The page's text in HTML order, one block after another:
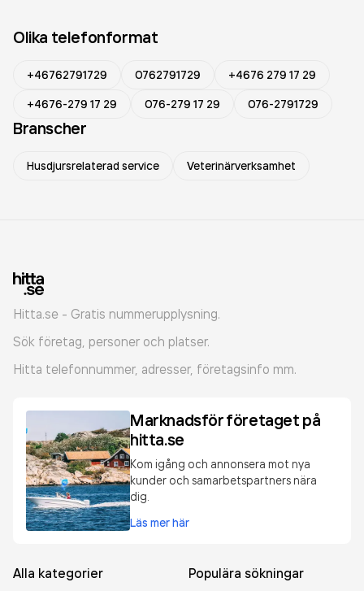
Olika telefonformat
+46762791729 0762791729
+4676 279 17 29
+4676-279 17 29
076-279 17 29 076-2791729
Branscher
Husdjursrelaterad service Veterinärverksamhet
Hitta.se - Gratis nummerupplysning.
Sök företag, personer och platser.
Hitta telefonnummer, adresser, företagsinfo mm.
Marknadsför företaget på
hitta.se
Kom igång och annonsera mot nya
kunder och samarbetspartners nära
dig.
Läs mer här
Alla kategorier
Populära sökningar